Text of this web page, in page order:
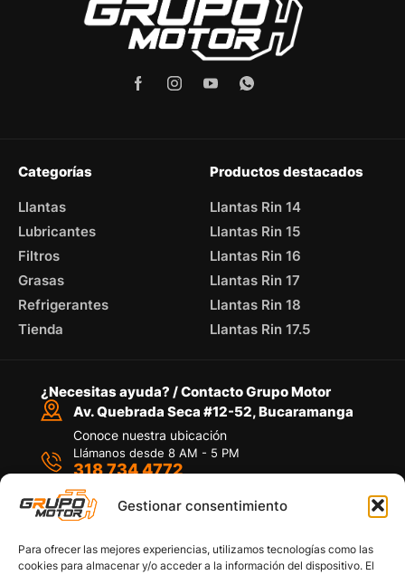
Gestionar consentimiento
Para ofrecer las mejores experiencias, utilizamos tecnologías como las
cookies para almacenar y/o acceder a la información del dispositivo. El
Categorías
Llantas
Lubricantes
Filtros
Grasas
Refrigerantes
Tienda
Productos destacados
Llantas Rin 14
Llantas Rin 15
Llantas Rin 16
Llantas Rin 17
Llantas Rin 18
Llantas Rin 17.5
¿Necesitas ayuda? / Contacto Grupo Motor
Av. Quebrada Seca #12-52, Bucaramanga
Conoce nuestra ubicación
Llámanos desde 8 AM - 5 PM
318 734 4772
Por medio de WhatsApp